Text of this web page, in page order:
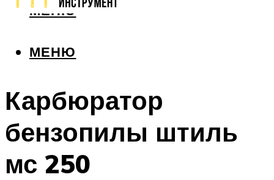
МЕНЮ
МЕНЮ
Карбюратор
бензопилы штиль
мс 250